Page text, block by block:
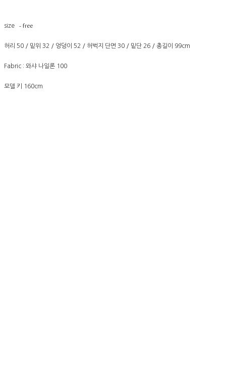
size - free
허리 50 / 밑위 32 / 엉덩이 52 / 허벅지 단면 30 / 밑단 26 / 총길이 99cm
Fabric : 와샤 나일론 100
모델 키 160cm